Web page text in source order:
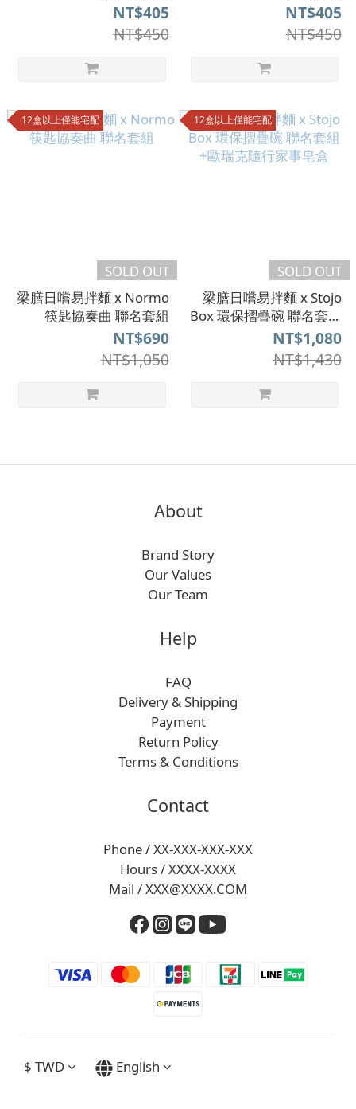
NT$405
NT$450
NT$405
NT$450
12盒以上僅能宅配
SOLD OUT
梁膳日嚐易拌麵 x Normo
筷匙協奏曲 聯名套組
NT$690
NT$1,050
12盒以上僅能宅配
SOLD OUT
梁膳日嚐易拌麵 x Stojo
Box 環保摺疊碗 聯名套組
+歐瑞克隨行家事皂盒
NT$1,080
NT$1,430
About
Brand Story
Our Values
Our Team
Help
FAQ
Delivery & Shipping
Payment
Return Policy
Terms & Conditions
Contact
Phone / XX-XXX-XXX-XXX
Hours / XXXX-XXXX
Mail / XXX@XXXX.COM
$ TWD English